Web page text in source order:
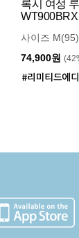
록시 여성
WT900BRX
사이즈
74,900원